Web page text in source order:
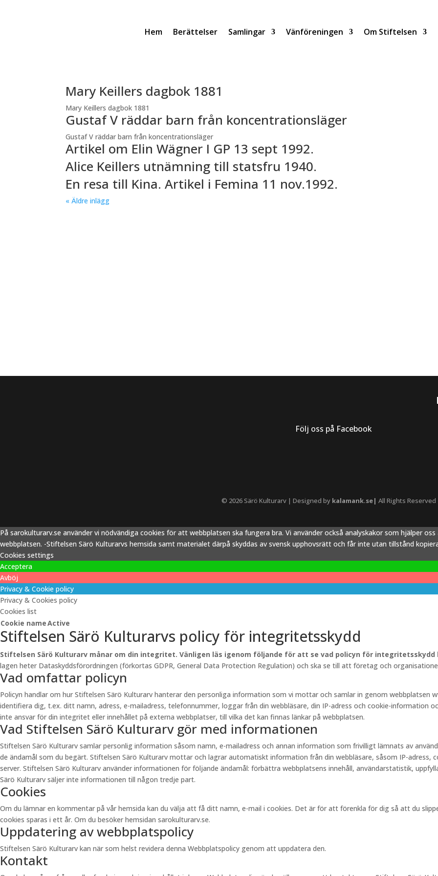
Hem Berättelser Samlingar Vänföreningen Om Stiftelsen
Mary Keillers dagbok 1881
Mary Keillers dagbok 1881
Gustaf V räddar barn från koncentrationsläger
Gustaf V räddar barn från koncentrationsläger
Artikel om Elin Wägner I GP 13 sept 1992.
Alice Keillers utnämning till statsfru 1940.
En resa till Kina. Artikel i Femina 11 nov.1992.
« Äldre inlägg
Följ oss på Facebook
© 2026 Särö Kulturarv | Designed by kalamank.se| All Rights Reserved
På sarokulturarv.se använder vi nödvändiga cookies för att webbplatsen ska fungera bra. Vi använder också analyskakor som hjälper
webbplatsen. -Stiftelsen Särö Kulturarvs hemsida samt materialet därpå skyddas av svensk upphovsrätt och får inte utan tillstånd
Cookies settings
Acceptera
Avböj
Privacy & Cookie policy
Privacy & Cookies policy
Cookies list
Cookie nameActive
Stiftelsen Särö Kulturarvs policy för integritetsskydd
Stiftelsen Särö Kulturarv månar om din integritet. Vänligen läs igenom följande för att se vad policyn för integritetsskydd
lagen heter Dataskyddsförordningen (förkortas GDPR, General Data Protection Regulation) och ska se till att företag och
Vad omfattar policyn
Policyn handlar om hur Stiftelsen Särö Kulturarv hanterar den personliga information som vi mottar och samlar in genom webbplatsen
identifiera dig, t.ex. ditt namn, adress, e-mailadress, telefonnummer, loggar från din webbläsare, din IP-adress och cookie-information
inte ansvar för din integritet eller innehållet på externa webbplatser, till vilka det kan finnas länkar på webbplatsen.
Vad Stiftelsen Särö Kulturarv gör med informationen
Stiftelsen Särö Kulturarv samlar personlig information såsom namn, e-mailadress och annan information som frivilligt lämnats av
de ändamål som du begärt. Stiftelsen Särö Kulturarv mottar och lagrar automatiskt information från din webbläsare, såsom IP-adress,
server. Stiftelsen Särö Kulturarv använder informationen för följande ändamål: förbättra webbplatsens innehåll, användarstatistik,
Särö Kulturarv säljer inte informationen till någon tredje part.
Cookies
Om du lämnar en kommentar på vår hemsida kan du välja att få ditt namn, e-mail i cookies. Det är för att förenkla för dig så att du
cookies sparas i ett år. Om du besöker hemsidan sarokulturarv.se.
Uppdatering av webbplatspolicy
Stiftelsen Särö Kulturarv kan när som helst revidera denna Webbplatspolicy genom att uppdatera den.
Kontakt